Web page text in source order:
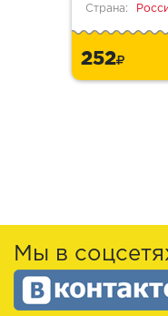
Страна:
252
Мы в